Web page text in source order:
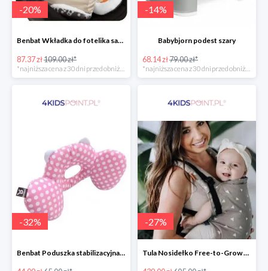
-20%
Benbat Wkładka do fotelika samochodowego
87.37 zł109.00 zł*
*najniższa cena z 30 dni przed obniżką
-14%
Babybjorn podest szary
68.14 zł79.00 zł*
*najniższa cena z 30 dni przed obniżką
-32%
Benbat Poduszka stabilizacyjna Pink/Dots
-27%
Tula Nosidełko Free-to-Grow Sleepy Dust